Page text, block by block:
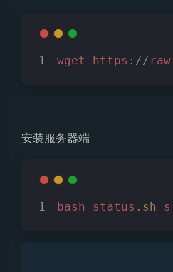
wget https :// raw
安装服务器端
bash status .sh s